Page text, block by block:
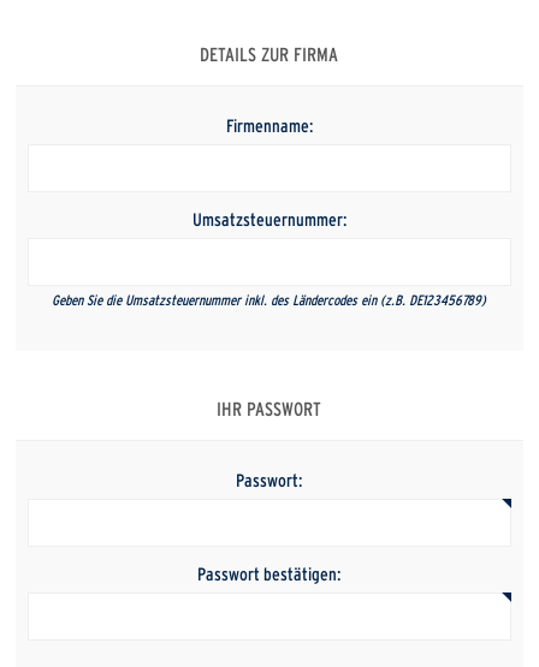
DETAILS ZUR FIRMA
Firmenname:
Umsatzsteuernummer:
Geben Sie die Umsatzsteuernummer inkl. des Ländercodes ein (z.B. DE123456789)
IHR PASSWORT
Passwort:
Passwort bestätigen: